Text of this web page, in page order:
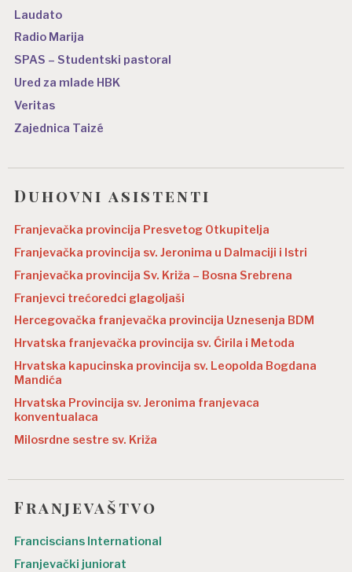
Laudato
Radio Marija
SPAS – Studentski pastoral
Ured za mlade HBK
Veritas
Zajednica Taizé
Duhovni asistenti
Franjevačka provincija Presvetog Otkupitelja
Franjevačka provincija sv. Jeronima u Dalmaciji i Istri
Franjevačka provincija Sv. Križa – Bosna Srebrena
Franjevci trećoredci glagoljaši
Hercegovačka franjevačka provincija Uznesenja BDM
Hrvatska franjevačka provincija sv. Ćirila i Metoda
Hrvatska kapucinska provincija sv. Leopolda Bogdana
Mandića
Hrvatska Provincija sv. Jeronima franjevaca
konventualaca
Milosrdne sestre sv. Križa
Franjevaštvo
Franciscians International
Franjevački juniorat